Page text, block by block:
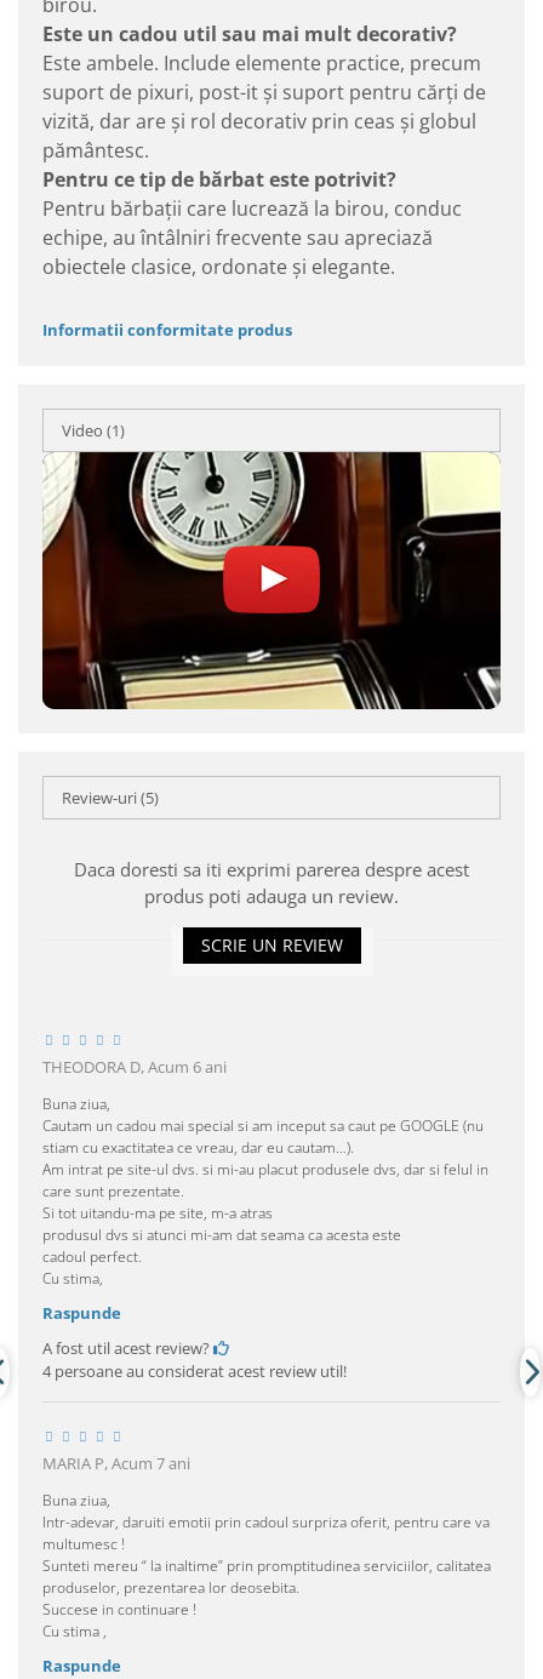
Este un cadou util sau mai mult decorativ?
Este ambele. Include elemente practice, precum
suport de pixuri, post-it și suport pentru cărți de
vizită, dar are și rol decorativ prin ceas și globul
pământesc.
Pentru ce tip de bărbat este potrivit?
Pentru bărbații care lucrează la birou, conduc
echipe, au întâlniri frecvente sau apreciază
obiectele clasice, ordonate și elegante.
Informatii conformitate produs
Video (1)
Review-uri(5)
Daca doresti sa iti exprimi parerea despre acest
produs poti adauga un review.
SCRIE UN REVIEW
THEODORA D,Acum 6 ani
Buna ziua,
Cautam un cadou mai special si am inceput sa caut pe GOOGLE (nu
stiam cu exactitatea ce vreau, dar eu cautam…).
Am intrat pe site-ul dvs. si mi-au placut produsele dvs, dar si felul in
care sunt prezentate.
Si tot uitandu-ma pe site, m-a atras
produsul dvs si atunci mi-am dat seama ca acesta este
cadoul perfect.
Cu stima,
Raspunde
A fost util acest review?
4 persoane au considerat acest review util!
MARIA P,Acum 7 ani
Buna ziua,
Intr-adevar, daruiti emotii prin cadoul surpriza oferit, pentru care va
multumesc !
Sunteti mereu “ la inaltime” prin promptitudinea serviciilor, calitatea
produselor, prezentarea lor deosebita.
Succese in continuare !
Cu stima ,
Raspunde